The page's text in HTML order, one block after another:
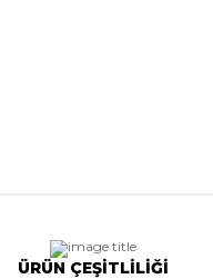
ÜRÜN ÇEŞİTLİLİĞİ